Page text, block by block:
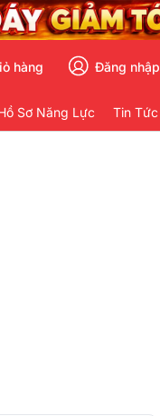
hàng Đăng nhập
Sơ Năng Lực Tin Tức